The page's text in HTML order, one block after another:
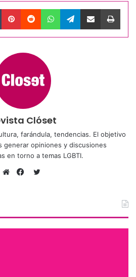
TumblrPinterestRedditWhatsAppTelegramCompartir por correo electrónico
Clóset
farándula, tendencias. El objetivo
generar opiniones y discusiones
en torno a temas LGBTI.